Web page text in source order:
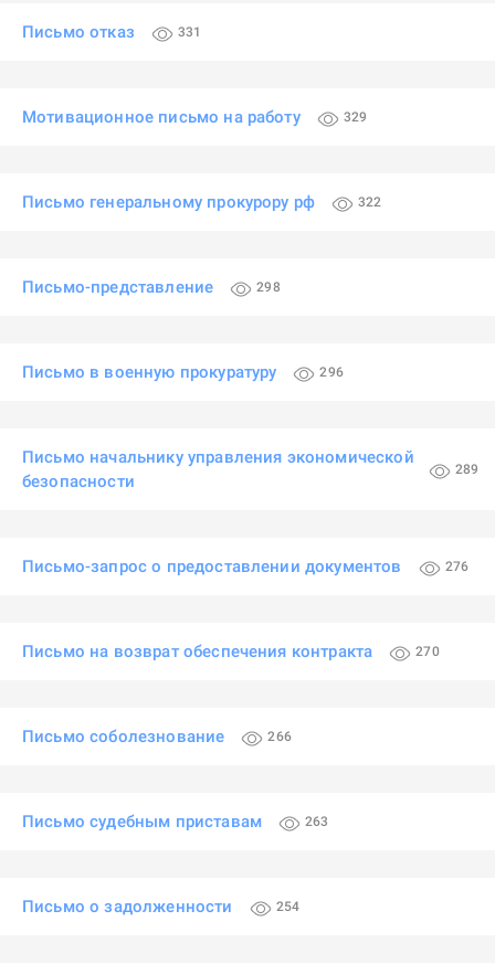
Письмо отказ 331
Мотивационное письмо на работу 329
Письмо генеральному прокурору рф 322
Письмо-представление 298
Письмо в военную прокуратуру 296
Письмо начальнику управления экономической
безопасности
289
Письмо-запрос о предоставлении документов 276
Письмо на возврат обеспечения контракта 270
Письмо соболезнование 266
Письмо судебным приставам 263
Письмо о задолженности 254